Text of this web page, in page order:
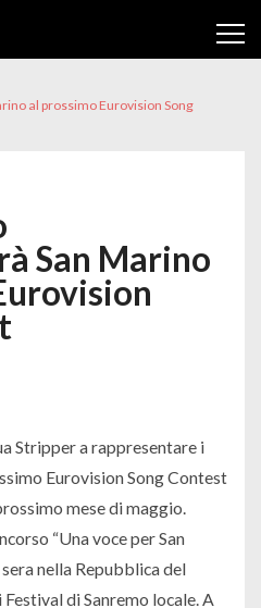
al prossimo Eurovision Song
San Marino
Strippera rappresentare i
Eurovision Song Contest
mese di maggio.
“Una voce per San
nella Repubblica del
di Sanremo locale. A